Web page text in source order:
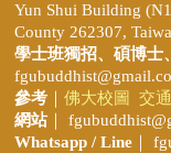
Yun Shui Building
County 262307,
學士班獨招、 碩博士
參考
佛大校圖
交
網站｜
Whatsapp / Line ｜